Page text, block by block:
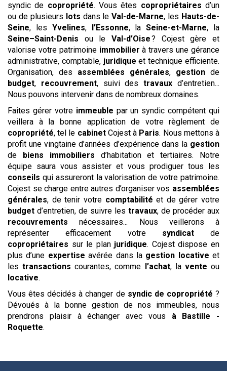
syndic de copropriété. Vous êtes copropriétaires d’un
ou de plusieurs lots dans leVal-de-Marne, les Hauts-de-
Seine, les Yvelines, l’Essonne, laSeine-et-Marne, la
Seine–Saint-Denis ou le Val-d’Oise? Cojest gère et
valorise votre patrimoine immobilier à travers une gérance
administrative, comptable, juridique et technique efficiente.
Organisation, des assemblées générales, gestion de
budget, recouvrement, suivi destravaux d’entretien...
Nous pouvons intervenir dans de nombreux domaines.
Faites gérer votre immeuble par un syndic compétent qui
veillera à la bonne application de votre règlement de
copropriété, tel le cabinetCojest à Paris. Nous mettons à
profit une vingtaine d’années d’expérience dans la gestion
de
biens immobiliers d’habitation et tertiaires. Notre
équipe saura vous assister et vous prodiguer tous les
conseils qui assureront la valorisation de votre patrimoine.
Cojest se charge entre autres d’organiser vos assemblées
générales, de tenir votre comptabilité et de gérer votre
budget d’entretien, de suivre les travaux, de procéder aux
recouvrements nécessaires... Nous veillerons à
représenter efficacement votre syndicatde
copropriétaires sur le plan juridique. Cojest dispose en
plus d’une expertise avérée dans la gestion locative et
lestransactions courantes, comme l’achat, la vente ou
locative.
Vous êtes décidés à changer de syndic de copropriété ?
Dévoués à la bonne gestion de nos immeubles, nous
prendrons plaisir à échanger avec vous
à Bastille -
Roquette.